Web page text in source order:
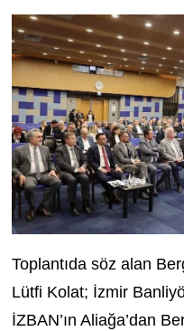
Toplantıda söz alan
Lütfi Kolat; İzmir
İZBAN’ın Aliağa’dan